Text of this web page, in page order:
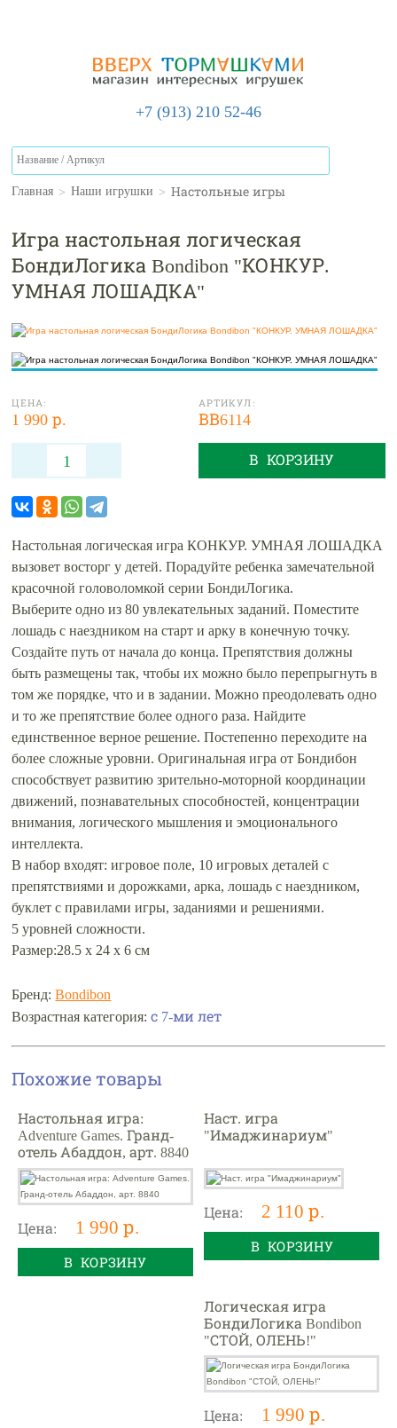
+7 (913) 210 52-46
Главная > Наши игрушки > Настольные игры
Игра настольная логическая
БондиЛогика Bondibon "КОНКУР.
УМНАЯ ЛОШАДКА"
ЦЕНА:
1 990 р.
АРТИКУЛ:
ВВ6114
В КОРЗИНУ
Настольная логическая игра КОНКУР. УМНАЯ ЛОШАДКА
вызовет восторг у детей. Порадуйте ребенка замечательной
красочной головоломкой серии БондиЛогика.
Выберите одно из 80 увлекательных заданий. Поместите
лошадь с наездником на старт и арку в конечную точку.
Создайте путь от начала до конца. Препятствия должны
быть размещены так, чтобы их можно было перепрыгнуть в
том же порядке, что и в задании. Можно преодолевать одно
и то же препятствие более одного раза. Найдите
единственное верное решение. Постепенно переходите на
более сложные уровни. Оригинальная игра от Бондибон
способствует развитию зрительно-моторной координации
движений, познавательных способностей, концентрации
внимания, логического мышления и эмоционального
интеллекта.
В набор входят: игровое поле, 10 игровых деталей с
препятствиями и дорожками, арка, лошадь с наездником,
буклет с правилами игры, заданиями и решениями.
5 уровней сложности.
Размер:28.5 х 24 х 6 см
Бренд:Bondibon
Возрастная категория:с 7-ми лет
Похожие товары
Настольная игра:
Adventure Games. Гранд-
отель Абаддон, арт. 8840
Цена: 1 990 р.
В КОРЗИНУ
Наст. игра
"Имаджинариум"
Цена: 2 110 р.
В КОРЗИНУ
Логическая игра
БондиЛогика Bondibon
"СТОЙ, ОЛЕНЬ!"
Цена: 1 990 р.